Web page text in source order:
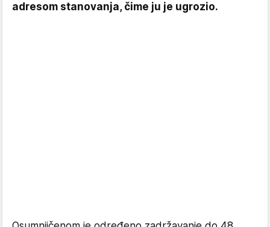
adresom stanovanja, čime ju je ugrozio.